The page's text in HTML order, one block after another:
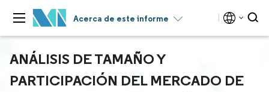
Acerca de este informe
ANÁLISIS DE TAMAÑO Y
PARTICIPACIÓN DEL MERCADO DE